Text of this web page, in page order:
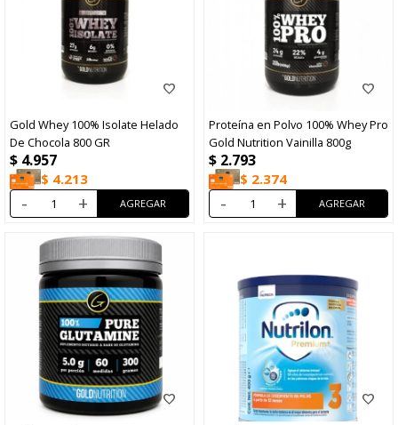
Gold Whey 100% Isolate Helado
De Chocola 800 GR
$ 4.957
$ 4.213
- +
Proteína en Polvo 100% Whey Pro
Gold Nutrition Vainilla 800g
$ 2.793
$ 2.374
- +